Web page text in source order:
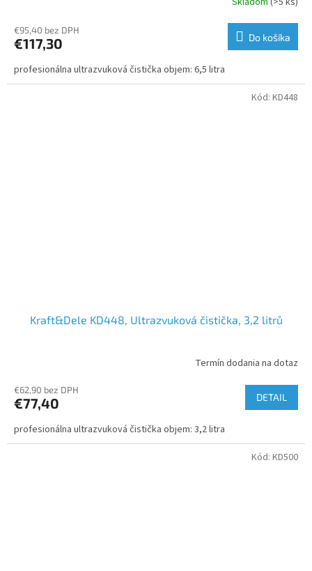
€95,40 bez DPH
€117,30 Do košíka
profesionálna ultrazvuková čistička objem: 6,5 litra
Kraft&Dele KD448, Ultrazvuková čistička, 3,2 litrů
Termín dodania na dotaz
€62,90 bez DPH
€77,40 DETAIL
profesionálna ultrazvuková čistička objem: 3,2 litra
Kód: KD448
Kód: KD500